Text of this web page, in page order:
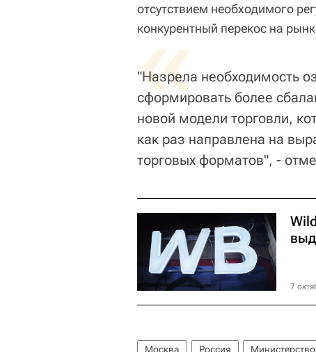
отсутствием необходимого
конкурентный перекос на
«
"Назрела необходимость
сформировать более
новой модели торговли,
как раз направлена на
торговых форматов", -
7
Москва Россия